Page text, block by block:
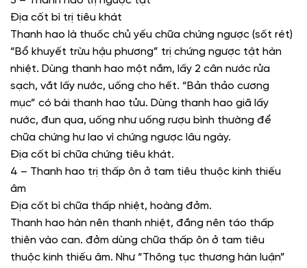
Địa cốt bì trị tiêu khát
Thanh hao là thuốc chủ yếu chữa chứng ngược (sốt rét)
“Bổ khuyết trừu hậu phương” trị chứng ngược tật hàn
nhiệt. Dùng thanh hao một nắm, lấy 2 cân nước rửa
sạch, vắt lấy nước, uống cho hết. “Bản thảo cương
mục” có bài thanh hao tửu. Dùng thanh hao giã lấy
nước, đun qua, uống như uống rượu bình thường để
chữa chứng hư lao vì chứng ngược lâu ngày.
Địa cốt bì chữa chứng tiêu khát.
4 – Thanh hao trị thấp ôn ở tam tiêu thuộc kinh thiếu
âm
Địa cốt bì chữa thấp nhiệt, hoàng đởm.
Thanh hao hàn nên thanh nhiệt, đắng nên táo thấp
thiên vào can. đởm dùng chữa thấp ôn ở tam tiêu
thuộc kinh thiếu âm. Như “Thông tục thương hàn luận”